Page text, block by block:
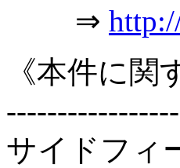
⇒
《本件に
サイドフィ